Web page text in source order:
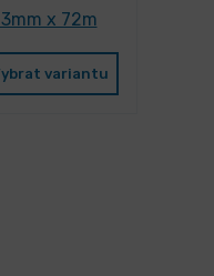
x 72m
variantu